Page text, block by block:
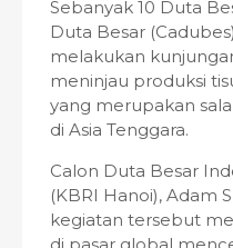
Sebanyak 10 Duta
Duta Besar
melakukan
meninjau produksi
yang merupakan
di Asia Tenggara.
Calon Duta Besar
(KBRI Hanoi), Adam
kegiatan tersebut